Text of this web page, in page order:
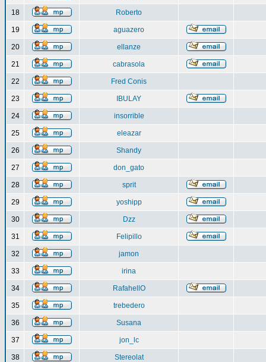
18 Roberto
19 aguazero
20 ellanze
21 cabrasola
22 Fred Conis
23 IBULAY
24 insorrible
25 eleazar
26 Shandy
27 don_gato
28 sprit
29 yoshipp
30 Dzz
31 Felipillo
32 jamon
33 irina
34 RafahellO
35 trebedero
36 Susana
37 jon_lc
38 Stereolat